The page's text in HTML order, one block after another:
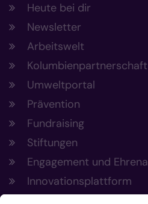
Heute bei dir
Newsletter
Arbeitswelt
Kolumbienpartnerschaft
Umweltportal
Prävention
Fundraising
Stiftungen
Engagement und
Innovationsplattform